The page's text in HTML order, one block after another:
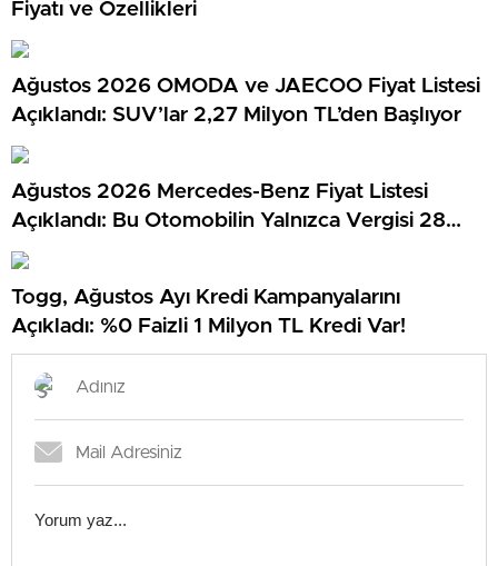
Fiyatı ve Özellikleri
Ağustos 2026 OMODA ve JAECOO Fiyat Listesi
Açıklandı: SUV’lar 2,27 Milyon TL’den Başlıyor
Ağustos 2026 Mercedes-Benz Fiyat Listesi
Açıklandı: Bu Otomobilin Yalnızca Vergisi 28
Milyon TL…
Togg, Ağustos Ayı Kredi Kampanyalarını
Açıkladı: %0 Faizli 1 Milyon TL Kredi Var!